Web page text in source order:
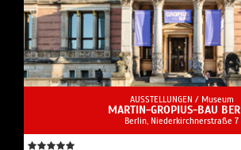
AUSSTELLUNGEN / Museum
MARTIN-GROPIUS-BAU
Berlin, Niederkirchnerstraße 7